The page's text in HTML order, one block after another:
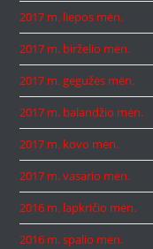
2017 m. liepos mėn.
2017 m. birželio mėn.
2017 m. gegužės mėn.
2017 m. balandžio mėn.
2017 m. kovo mėn.
2017 m. vasario mėn.
2016 m. lapkričio mėn.
2016 m. spalio mėn.